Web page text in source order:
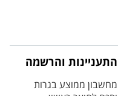
התעניינות והרשמה
מחשבון ממוצע בגרות